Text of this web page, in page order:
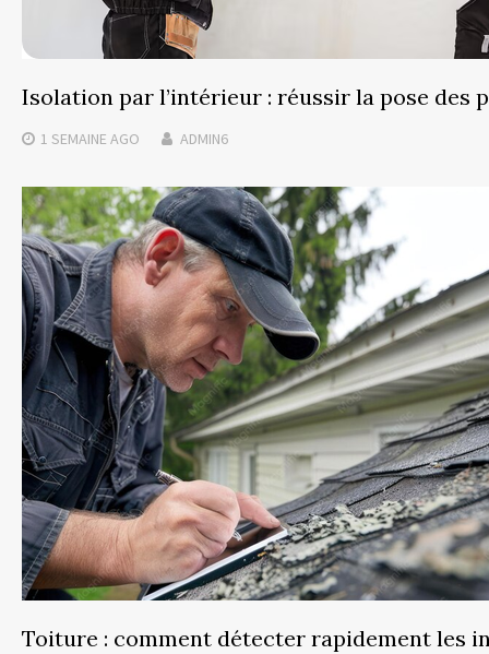
Isolation par l’intérieur : réussir la pose des
1 SEMAINE AGO ADMIN6
Toiture : comment détecter rapidement les